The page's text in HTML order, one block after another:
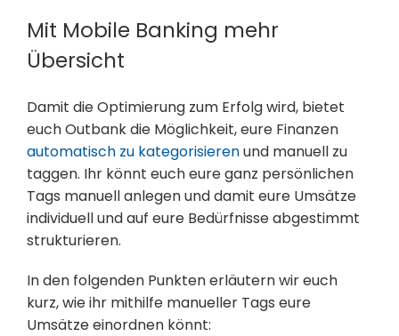
Mit Mobile Banking mehr
Übersicht
Damit die Optimierung zum Erfolg wird, bietet
euch Outbank die Möglichkeit, eure Finanzen
automatisch zu kategorisierenund manuell zu
taggen. Ihr könnt euch eure ganz persönlichen
Tags manuell anlegen und damit eure Umsätze
individuell und auf eure Bedürfnisse abgestimmt
strukturieren.
In den folgenden Punkten erläutern wir euch
kurz, wie ihr mithilfe manueller Tags eure
Umsätze einordnen könnt: